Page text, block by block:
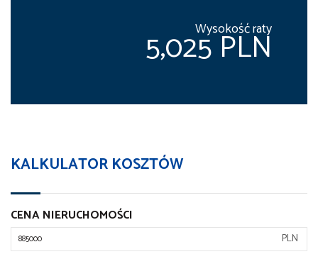
Wysokość raty
5,025 PLN
KALKULATOR KOSZTÓW
CENA NIERUCHOMOŚCI
PLN